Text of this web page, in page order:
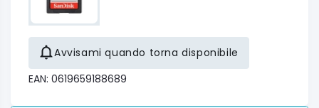
Avvisami quando torna disponibile
EAN: 0619659188689